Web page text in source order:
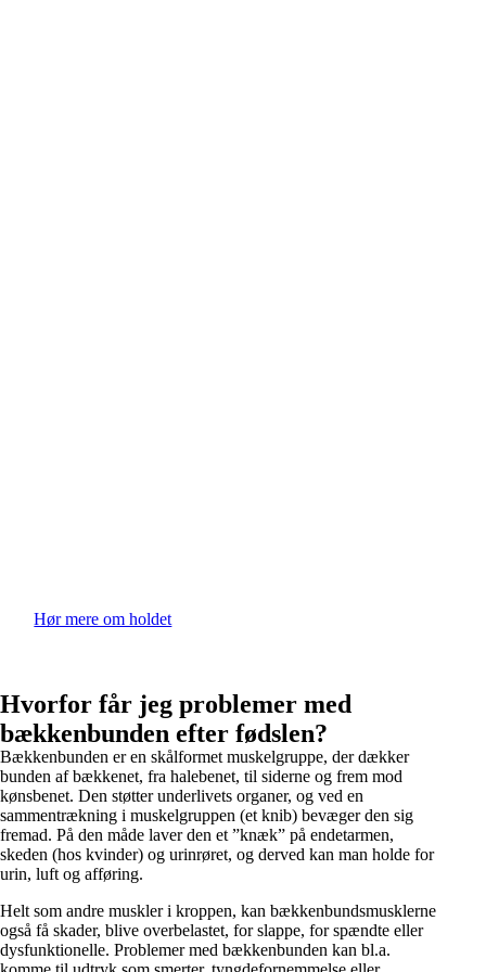
Hør mere om holdet
Hvorfor får jeg problemer med
bækkenbunden efter fødslen?
Bækkenbunden er en skålformet muskelgruppe, der dækker
bunden af bækkenet, fra halebenet, til siderne og frem mod
kønsbenet. Den støtter underlivets organer, og ved en
sammentrækning i muskelgruppen (et knib) bevæger den sig
fremad. På den måde laver den et ”knæk” på endetarmen,
skeden (hos kvinder) og urinrøret, og derved kan man holde for
urin, luft og afføring.
Helt som andre muskler i kroppen, kan bækkenbundsmusklerne
også få skader, blive overbelastet, for slappe, for spændte eller
dysfunktionelle. Problemer med bækkenbunden kan bl.a.